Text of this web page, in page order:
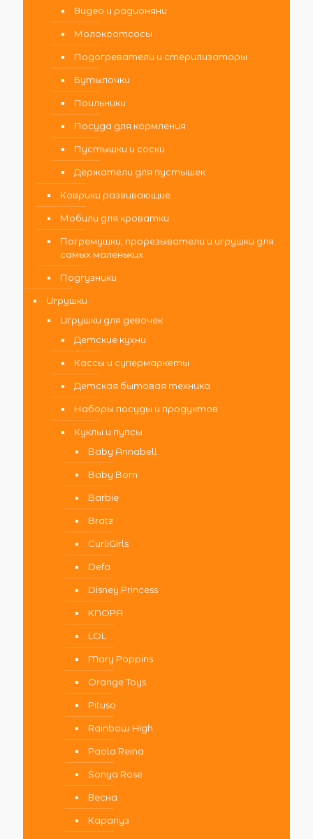
Видео и радионяни
Молокоотсосы
Подогреватели и стерилизаторы
Бутылочки
Поильники
Посуда для кормления
Пустышки и соски
Держатели для пустышек
Коврики развивающие
Мобили для кроватки
Погремушки, прорезыватели и игрушки для
самых маленьких
Подгузники
Игрушки
Игрушки для девочек
Детские кухни
Кассы и супермаркеты
Детская бытовая техника
Наборы посуды и продуктов
Куклы и пупсы
Baby Annabell
Baby Born
Barbie
Bratz
CurliGirls
Defa
Disney Princess
KNOPA
LOL
Mary Poppins
Orange Toys
Pituso
Rainbow High
Paola Reina
Sonya Rose
Весна
Карапуз